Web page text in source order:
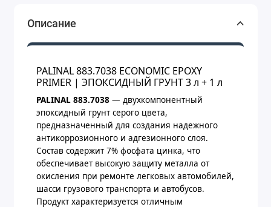
Описание
PALINAL 883.7038 ECONOMIC EPOXY
PRIMER | ЭПОКСИДНЫЙ ГРУНТ 3 л + 1 л
PALINAL 883.7038 — двухкомпонентный
эпоксидный грунт серого цвета,
предназначенный для создания надежного
антикоррозионного и адгезионного слоя.
Состав содержит 7% фосфата цинка, что
обеспечивает высокую защиту металла от
окисления при ремонте легковых автомобилей,
шасси грузового транспорта и автобусов.
Продукт характеризуется отличным